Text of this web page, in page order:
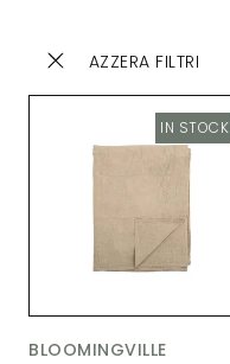
AZZERA FILTRI
BLOOMINGVILLE
IN STOCK